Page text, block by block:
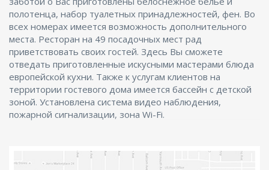
полотенца, набор туалетных принадлежностей, фен. Во
всех номерах имеется возможность дополнительного
места. Ресторан на 49 посадочных мест рад
приветствовать своих гостей. Здесь Вы сможете
отведать приготовленные искусными мастерами блюда
европейской кухни. Также к услугам клиентов на
территории гостевого дома имеется бассейн с детской
зоной. Установлена система видео наблюдения,
пожарной сигнализации, зона Wi-Fi.